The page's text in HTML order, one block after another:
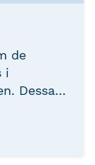
de
i
Dessa
att